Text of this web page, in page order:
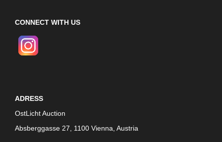
CONNECT WITH US
ADRESS
OstLicht Auction
Absberggasse 27, 1100 Vienna, Austria